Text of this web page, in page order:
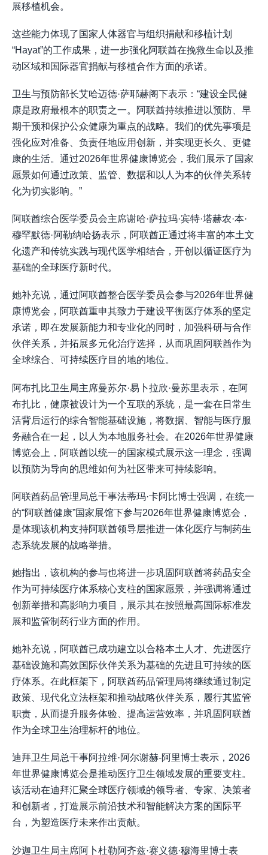
展移植机会。
这些能力体现了国家人体器官与组织捐献和移植计划
“Hayat”的工作成果，进一步强化阿联酋在挽救生命以及推
动区域和国际器官捐献与移植合作方面的承诺。
卫生与预防部长艾哈迈德·萨耶赫阁下表示：“建设全民健
康是政府最根本的职责之一。阿联酋持续推进以预防、早
期干预和保护公众健康为重点的战略。我们的优先事项是
强化应对准备、负责任地应用创新，并实现更长久、更健
康的生活。通过2026年世界健康博览会，我们展示了国家
愿景如何通过政策、监管、数据和以人为本的伙伴关系转
化为切实影响。”
阿联酋综合医学委员会主席谢哈·萨拉玛·宾特·塔赫农·本·
穆罕默德·阿勒纳哈扬表示，阿联酋正通过将丰富的本土文
化遗产和传统实践与现代医学相结合，开创以循证医疗为
基础的全球医疗新时代。
她补充说，通过阿联酋整合医学委员会参与2026年世界健
康博览会，阿联酋重申其致力于建设平衡医疗体系的坚定
承诺，即在发展新能力和专业化的同时，加强科研与合作
伙伴关系，并拓展多元化治疗选择，从而巩固阿联酋作为
全球综合、可持续医疗目的地的地位。
阿布扎比卫生局主席曼苏尔·易卜拉欣·曼苏里表示，在阿
布扎比，健康被设计为一个互联的系统，是一套在日常生
活背后运行的综合智能基础设施，将数据、智能与医疗服
务融合在一起，以人为本地服务社会。在2026年世界健康
博览会上，阿联酋以统一的国家模式展示这一理念，强调
以预防为导向的思维如何为社区带来可持续影响。
阿联酋药品管理局总干事法蒂玛·卡阿比博士强调，在统一
的“阿联酋健康”国家展馆下参与2026年世界健康博览会，
是体现该机构支持阿联酋领导层推进一体化医疗与制药生
态系统发展的战略举措。
她指出，该机构的参与也将进一步巩固阿联酋将药品安全
作为可持续医疗体系核心支柱的国家愿景，并强调将通过
创新举措和高影响力项目，展示其在按照最高国际标准发
展和监管制药行业方面的作用。
她补充说，阿联酋已成功建立以合格本土人才、先进医疗
基础设施和高效国际伙伴关系为基础的先进且可持续的医
疗体系。在此框架下，阿联酋药品管理局将继续通过制定
政策、现代化立法框架和推动战略伙伴关系，履行其监管
职责，从而提升服务体验、提高运营效率，并巩固阿联酋
作为全球卫生治理标杆的地位。
迪拜卫生局总干事阿拉维·阿尔谢赫-阿里博士表示，2026
年世界健康博览会是推动医疗卫生领域发展的重要支柱。
该活动在迪拜汇聚全球医疗领域的领导者、专家、决策者
和创新者，打造展示前沿技术和智能解决方案的国际平
台，为塑造医疗未来作出贡献。
沙迦卫生局主席阿卜杜勒阿齐兹·赛义德·穆海里博士表